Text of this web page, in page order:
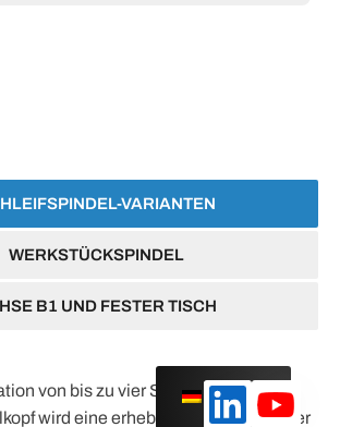
VARIANTEN
WERKSTÜCKSPINDEL
B1 UND FESTER TISCH
von bis zu vier Spindeln in einem
wird eine erhebliche Steigerung der
Deutsch